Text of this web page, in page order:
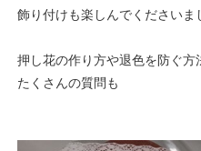
飾り付けも楽しんでくださいま
押し花の作り方や退色を防ぐ方
たくさんの質問も